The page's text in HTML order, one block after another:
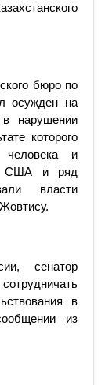
бюро по
осужден на
нарушении
которого
и
США и ряд
власти
сенатор
в
из